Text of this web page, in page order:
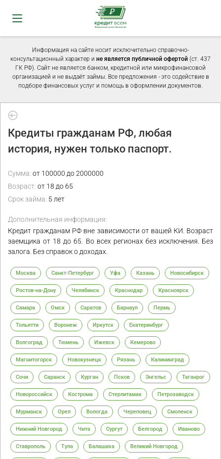
Информация на сайте носит исключительно справочно-
консультационный характер и не является публичной офертой (ст. 437
ГК РФ). Сайт не является банком, кредитной или микрофинансовой
организацией и не выдаёт займы. Все предложения - это содействие в
подборе финансовых услуг и помощь в оформлении документов.
Кредиты гражданам РФ, любая
история, нужен только паспорт.
Сумма: от 100000 до 2000000
Возраст: от 18 до 65
Срок займа: 5 лет
Дополнительная информация:
Кредит гражданам РФ вне зависимости от вашей КИ. Возраст
заемщика от 18 до 65. Во всех регионах без исключения. Без
залога. Без справок о доходах.
Москва Санкт-Петербург Уфа Казань Новосибирск
Ростов-на-Дону Челябинск Краснодар Красноярск
Самара Омск Саратов Барнаул Пермь
Тольятти Воронеж Иркутск Екатеринбург
Волгоград Тюмень Ижевск Кемерово
Магнитогорск Новокузнецк Рязань Калининград
Сочи Саранск Курган Псков Энгельс Таганрог
Новороссийск Кострома Стерлитамак Петрозаводск
Мурманск Орел Вологда Череповец Смоленск
Нижний Новгород Чита Сургут Белгород Иваново
Ставрополь Тула Балашиха Великий Новгород